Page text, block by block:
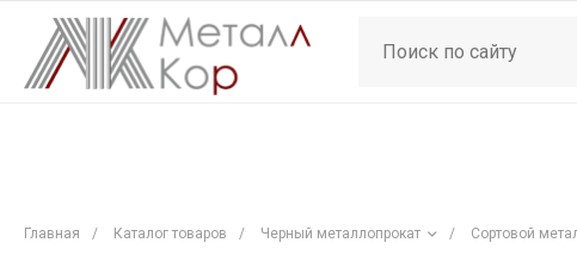
Главная / Каталог товаров / Черный металлопрокат / Сортовой